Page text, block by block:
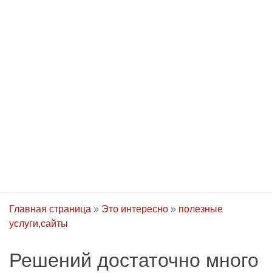
Главная страница » Это интересно » полезные
услуги,сайты
Решений достаточно много